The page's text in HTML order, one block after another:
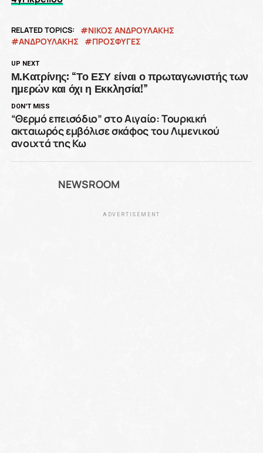
RELATED TOPICS:
NΊΚΟΣ ΑΝΔΡΟΥΛΆΚΗΣ
ΑΝΔΡΟΥΛΆΚΗΣ
ΠΡΌΣΦΥΓΕΣ
UP NEXT
Μ.Κατρίνης: “Το ΕΣΥ είναι ο πρωταγωνιστής των
ημερών και όχι η Εκκλησία!”
DON'T MISS
“Θερμό επεισόδιο” στο Αιγαίο: Τουρκική
ακταιωρός εμβόλισε σκάφος του Λιμενικού
ανοιχτά της Κω
NEWSROOM
ADVERTISEMENT